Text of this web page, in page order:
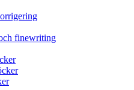
finewriting